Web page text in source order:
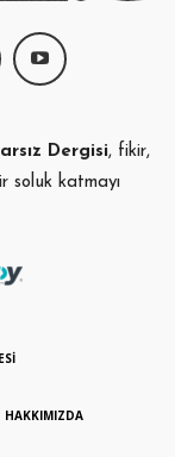
Dergisi, fikir,
soluk katmayı
HAKKIMIZDA